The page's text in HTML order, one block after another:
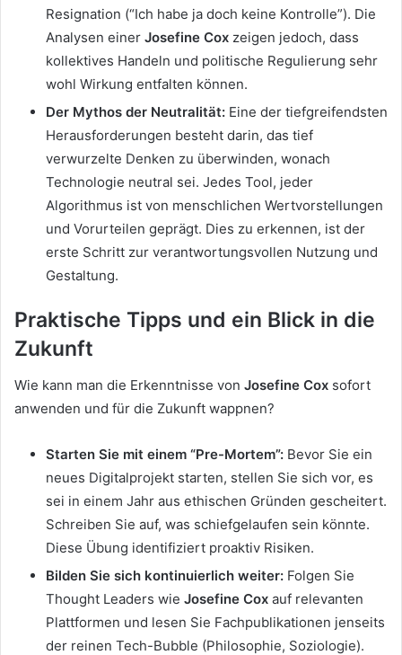
Resignation (“Ich habe ja doch keine Kontrolle”). Die
Analysen einer Josefine Cox zeigen jedoch, dass
kollektives Handeln und politische Regulierung sehr
wohl Wirkung entfalten können.
Der Mythos der Neutralität: Eine der tiefgreifendsten
Herausforderungen besteht darin, das tief
verwurzelte Denken zu überwinden, wonach
Technologie neutral sei. Jedes Tool, jeder
Algorithmus ist von menschlichen Wertvorstellungen
und Vorurteilen geprägt. Dies zu erkennen, ist der
erste Schritt zur verantwortungsvollen Nutzung und
Gestaltung.
Praktische Tipps und ein Blick in die
Zukunft
Wie kann man die Erkenntnisse von Josefine Cox sofort
anwenden und für die Zukunft wappnen?
Starten Sie mit einem “Pre-Mortem”: Bevor Sie ein
neues Digitalprojekt starten, stellen Sie sich vor, es
sei in einem Jahr aus ethischen Gründen gescheitert.
Schreiben Sie auf, was schiefgelaufen sein könnte.
Diese Übung identifiziert proaktiv Risiken.
Bilden Sie sich kontinuierlich weiter: Folgen Sie
Thought Leaders wie Josefine Cox auf relevanten
Plattformen und lesen Sie Fachpublikationen jenseits
der reinen Tech-Bubble (Philosophie, Soziologie).